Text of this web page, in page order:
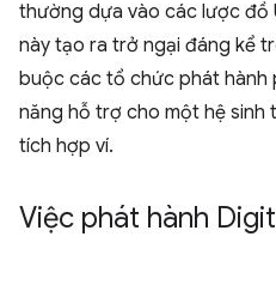
thường dựa vào các lược đồ
này tạo ra trở ngại đáng kể
buộc các tổ chức phát hành
năng hỗ trợ cho một hệ sinh
tích hợp ví.
Việc phát hành